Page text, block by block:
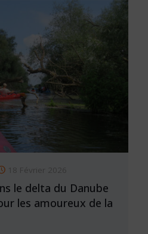
18 Février 2026
le delta du Danube
les amoureux de la